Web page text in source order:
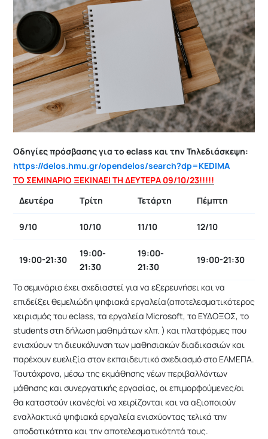
Οδηγίες πρόσβασης για το eclass και την Τηλεδιάσκεψη:
https://delos.hmu.gr/opendelos/search?dp=KEDIMA
ΤΟ ΣΕΜΙΝΑΡΙΟ ΞΕΚΙΝΑΕΙ ΤΗ ΔΕΥΤΕΡΑ 09/10/23!!!!!
Δευτέρα
Τρίτη Τετάρτη Πέμπτη
9/10 10/10 11/10 12/10
19:00-21:30
19:00-
21:30
19:00-
21:30
19:00-21:30
Το σεμινάριο έχει σχεδιαστεί για να εξερευνήσει και να
επιδείξει θεμελιώδη ψηφιακά εργαλεία(αποτελεσματικότερος
χειρισμός του eclass, τα εργαλεία Microsoft, το ΕΥΔΟΞΟΣ, το
students στη δήλωση μαθημάτων κλπ. ) και πλατφόρμες που
ενισχύουν τη διευκόλυνση των μαθησιακών διαδικασιών και
παρέχουν ευελιξία στον εκπαιδευτικό σχεδιασμό στο ΕΛΜΕΠΑ.
Ταυτόχρονα, μέσω της εκμάθησης νέων περιβαλλόντων
μάθησης και συνεργατικής εργασίας, οι επιμορφούμενες/οι
θα καταστούν ικανές/οί να χειρίζονται και να αξιοποιούν
εναλλακτικά ψηφιακά εργαλεία ενισχύοντας τελικά την
αποδοτικότητα και την αποτελεσματικότητά τους.